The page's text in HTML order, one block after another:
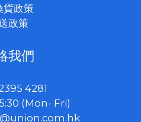
貨政策
政策
我們
4281
(Mon- Fri)